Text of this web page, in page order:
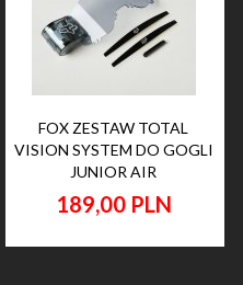
FOX ZESTAW TOTAL
VISION SYSTEM DO GOGLI
JUNIOR AIR
189,00 PLN